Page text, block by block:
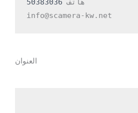
info@scamera-kw.net
العنوان